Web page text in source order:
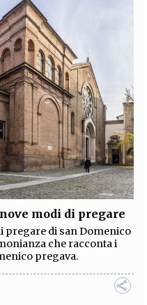
modi di pregare
pregare di san Domenico
che racconta i
pregava.